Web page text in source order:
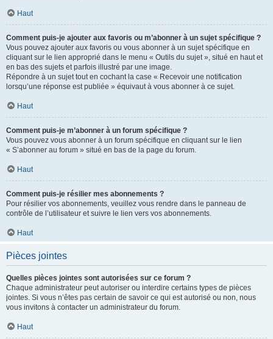
Haut
Comment puis-je ajouter aux favoris ou m’abonner à un sujet spécifique ?
Vous pouvez ajouter aux favoris ou vous abonner à un sujet spécifique en
cliquant sur le lien approprié dans le menu « Outils du sujet », situé en haut et
en bas des sujets et parfois illustré par une image.
Répondre à un sujet tout en cochant la case « Recevoir une notification
lorsqu’une réponse est publiée » équivaut à vous abonner à ce sujet.
Haut
Comment puis-je m’abonner à un forum spécifique ?
Vous pouvez vous abonner à un forum spécifique en cliquant sur le lien
« S’abonner au forum » situé en bas de la page du forum.
Haut
Comment puis-je résilier mes abonnements ?
Pour résilier vos abonnements, veuillez vous rendre dans le panneau de
contrôle de l’utilisateur et suivre le lien vers vos abonnements.
Haut
Pièces jointes
Quelles pièces jointes sont autorisées sur ce forum ?
Chaque administrateur peut autoriser ou interdire certains types de pièces
jointes. Si vous n’êtes pas certain de savoir ce qui est autorisé ou non, nous
vous invitons à contacter un administrateur du forum.
Haut